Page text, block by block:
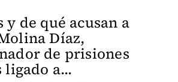
y de qué acusan a
Díaz,
de prisiones
ligado a...